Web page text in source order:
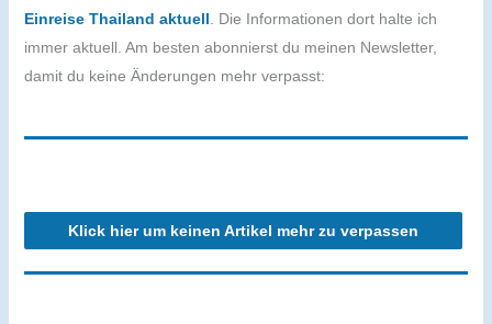
Einreise Thailand aktuell . Die Informationen dort halte ich
immer aktuell. Am besten abonnierst du meinen Newsletter,
damit du keine Änderungen mehr verpasst:
Klick hier um keinen Artikel mehr zu verpassen